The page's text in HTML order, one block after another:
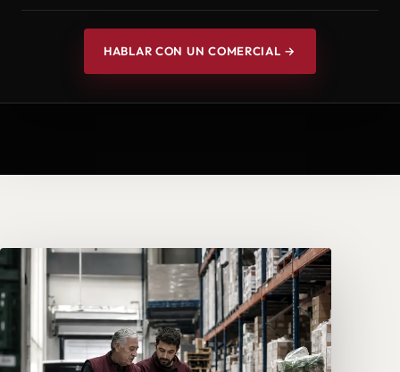
HABLAR CON UN COMERCIAL →